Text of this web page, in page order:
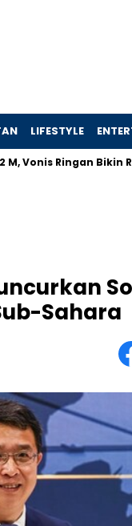
LIFESTYLE
Ringan Bikin Rakyat
Sahara